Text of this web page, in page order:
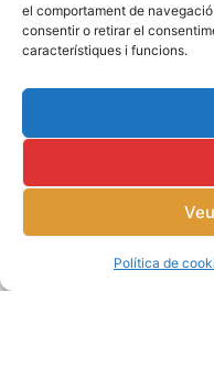
el comportament de
consentir o retirar el
característiques i funcions.
Política de
Passeig del riu,